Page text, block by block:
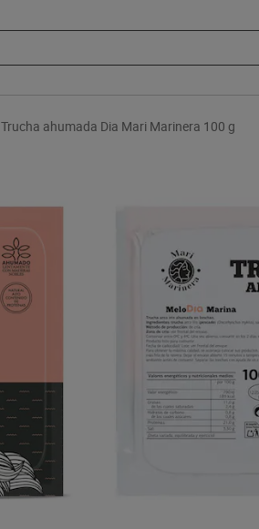
Trucha ahumada Dia Mari Marinera 100 g